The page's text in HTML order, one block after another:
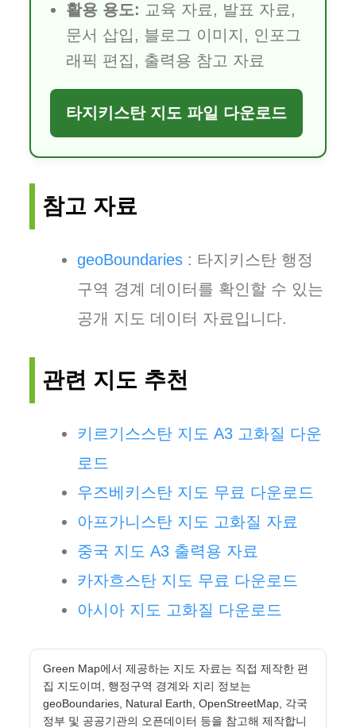
활용 용도: 교육 자료, 발표 자료,
문서 삽입, 블로그 이미지, 인포그
래픽 편집, 출력용 참고 자료
타지키스탄 지도 파일 다운로드
참고 자료
geoBoundaries : 타지키스탄 행정
구역 경계 데이터를 확인할 수 있는
공개 지도 데이터 자료입니다.
관련 지도 추천
키르기스스탄 지도 A3 고화질 다운
로드
우즈베키스탄 지도 무료 다운로드
아프가니스탄 지도 고화질 자료
중국 지도 A3 출력용 자료
카자흐스탄 지도 무료 다운로드
아시아 지도 고화질 다운로드
Green Map에서 제공하는 지도 자료는 직접 제작한 편
집 지도이며, 행정구역 경계와 지리 정보는
geoBoundaries, Natural Earth, OpenStreetMap, 각국
정부 및 공공기관의 오픈데이터 등을 참고해 제작합니